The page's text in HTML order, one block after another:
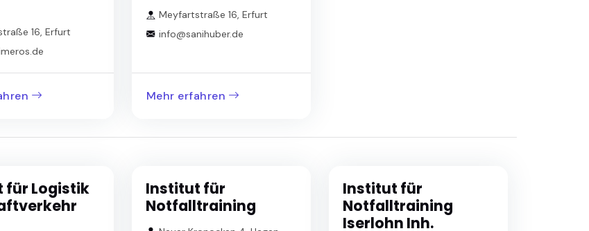
16, Erfurt
Meyfartstraße 16, Erfurt
info@sanihuber.de
Mehr erfahren
für Logistik
Institut für
Notfalltraining
Institut für
Notfalltraining
Iserlohn Inh.